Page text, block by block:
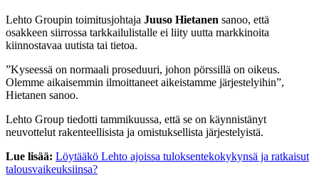
Lehto Groupin toimitusjohtaja Juuso Hietanen sanoo, että
osakkeen siirrossa tarkkailulistalle ei liity uutta markkinoita
kiinnostavaa uutista tai tietoa.
”Kyseessä on normaali proseduuri, johon pörssillä on oikeus.
Olemme aikaisemmin ilmoittaneet aikeistamme järjestelyihin”,
Hietanen sanoo.
Lehto Group tiedotti tammikuussa, että se on käynnistänyt
neuvottelut rakenteellisista ja omistuksellista järjestelyistä.
Lue lisää: Löytääkö Lehto ajoissa tuloksentekokykynsä ja ratkaisut
talousvaikeuksiinsa?